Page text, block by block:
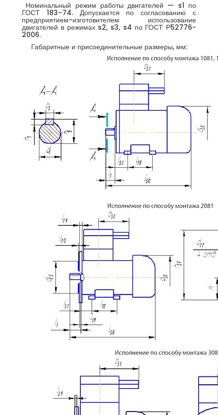
Номинальный режим работы двигателей — s1 по
ГОСТ 183–74. Допускается по согласованию с
предприятием-изготовителем использование
двигателей в режимах s2, s3, s4 по ГОСТ Р52776-
2006.
Габаритные и присоединительные размеры, мм: